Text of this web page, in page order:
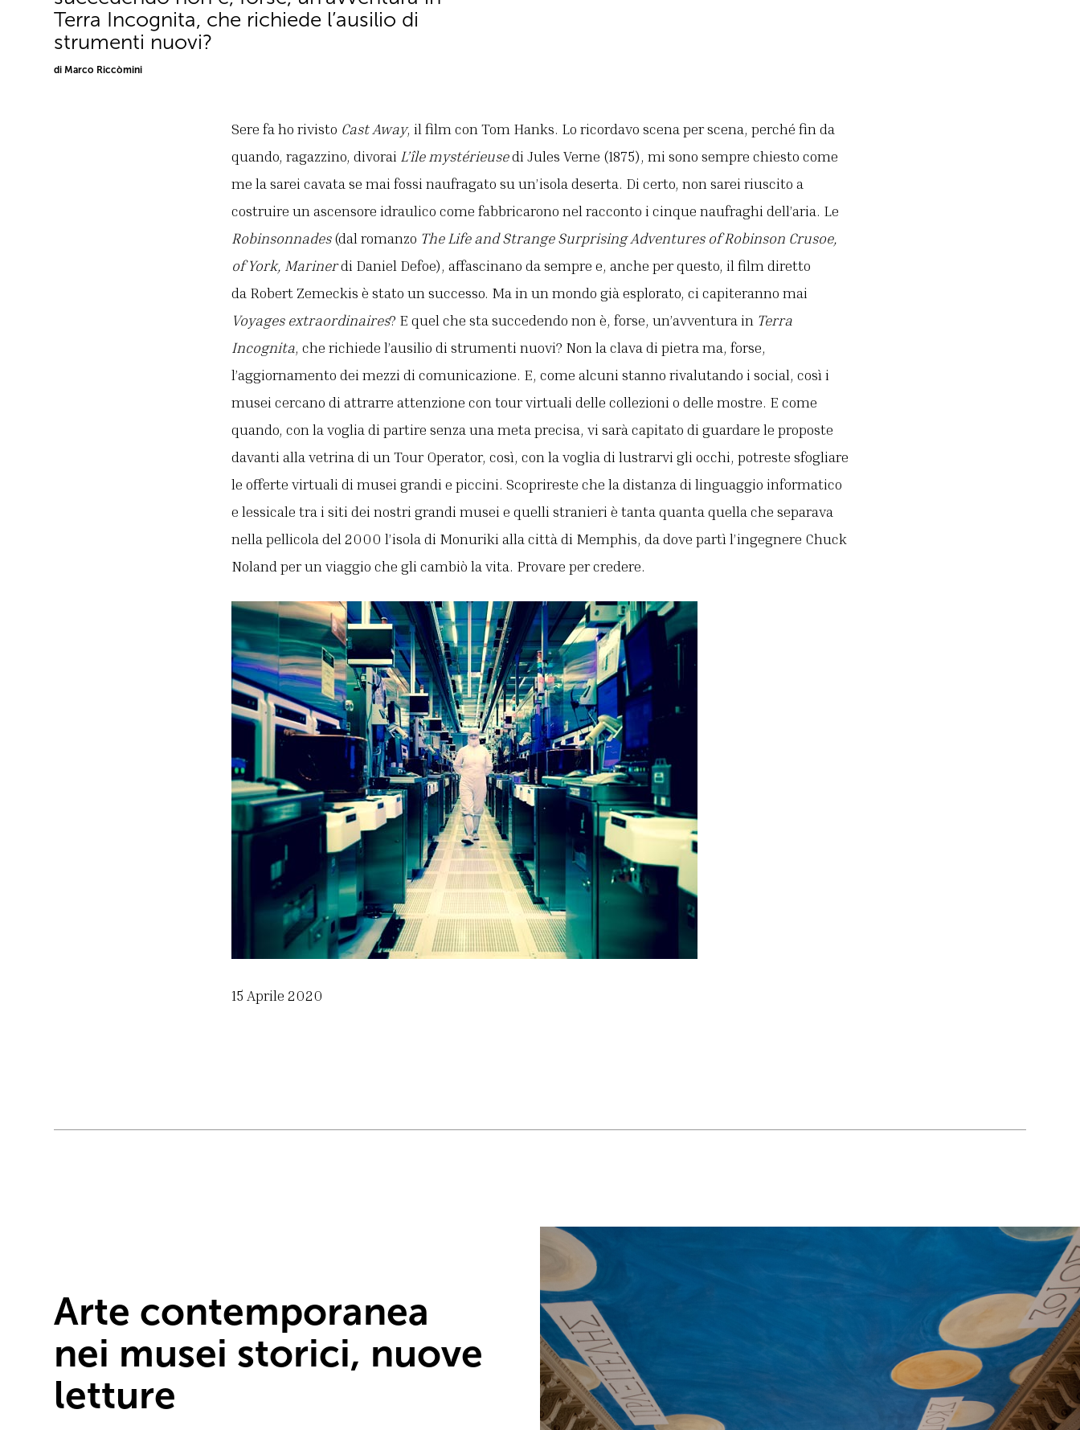
Terra Incognita, che richiede l’ausilio di
strumenti nuovi?
di Marco Riccòmini
Sere fa ho rivisto Cast Away, il film con Tom Hanks. Lo ricordavo scena per scena, perché fin da
quando, ragazzino, divorai L’île mystérieusedi Jules Verne (1875), mi sono sempre chiesto come
me la sarei cavata se mai fossi naufragato su un’isola deserta. Di certo, non sarei riuscito a
costruire un ascensore idraulico come fabbricarono nel racconto i cinque naufraghi dell’aria. Le
Robinsonnades(dal romanzo The Life and Strange Surprising Adventures of Robinson Crusoe,
of York, Marinerdi Daniel Defoe), affascinano da sempre e, anche per questo, il film diretto
da Robert Zemeckis è stato un successo. Ma in un mondo già esplorato, ci capiteranno mai
Voyages extraordinaires? E quel che sta succedendo non è, forse, un’avventura in Terra
Incognita, che richiede l’ausilio di strumenti nuovi? Non la clava di pietra ma, forse,
l’aggiornamento dei mezzi di comunicazione. E, come alcuni stanno rivalutando i social, così i
musei cercano di attrarre attenzione con tour virtuali delle collezioni o delle mostre. E come
quando, con la voglia di partire senza una meta precisa, vi sarà capitato di guardare le proposte
davanti alla vetrina di un Tour Operator, così, con la voglia di lustrarvi gli occhi, potreste sfogliare
le offerte virtuali di musei grandi e piccini. Scoprireste che la distanza di linguaggio informatico
e lessicale tra i siti dei nostri grandi musei e quelli stranieri è tanta quanta quella che separava
nella pellicola del 2000 l’isola di Monuriki alla città di Memphis, da dove partì l’ingegnere Chuck
Noland per un viaggio che gli cambiò la vita. Provare per credere.
15 Aprile 2020
Arte contemporanea
nei musei storici, nuove
letture